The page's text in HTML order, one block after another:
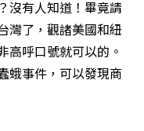
沒有人知道！畢竟請
灣了，觀諸美國和紐
高呼口號就可以的。
蛾事件，可以發現商